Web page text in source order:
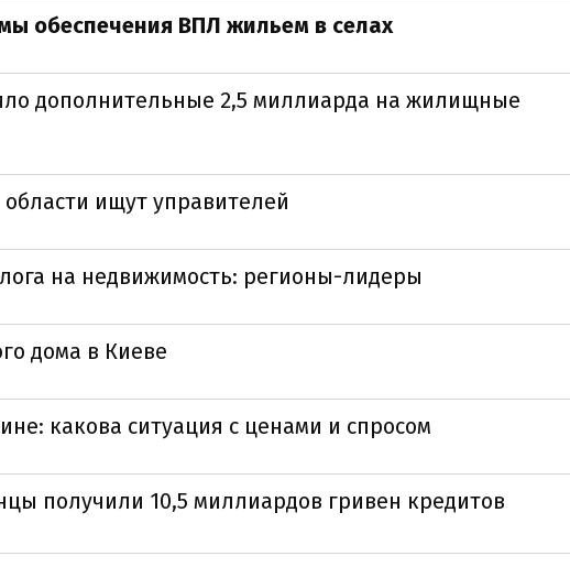
обеспечения ВПЛ жильем в селах
дополнительные 2,5 миллиарда на жилищные
ищут управителей
на недвижимость: регионы-лидеры
дома в Киеве
какова ситуация с ценами и спросом
получили 10,5 миллиардов гривен кредитов